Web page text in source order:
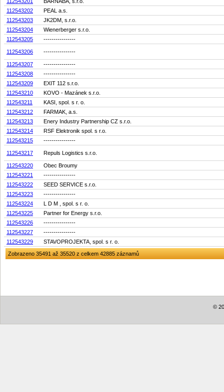
112543202
PEAL a.s.
112543203
JK2DM, s.r.o.
112543204
Wienerberger s.r.o.
112543205
----------------
112543206 ----------------
112543207
----------------
112543208
----------------
112543209
EXIT 112 s.r.o.
112543210
KOVO - Mazánek s.r.o.
112543211
KASI, spol. s r. o.
112543212
FARMAK, a.s.
112543213
Enery Industry Partnership CZ s.r.o.
112543214
RSF Elektronik spol. s r.o.
112543215
----------------
112543217 Repuls Logistics s.r.o.
112543220
Obec Broumy
112543221
----------------
112543222
SEED SERVICE s.r.o.
112543223
----------------
112543224
L D M , spol. s r. o.
112543225
Partner for Energy s.r.o.
112543226
----------------
112543227
----------------
112543229
STAVOPROJEKTA, spol. s r. o.
Zobrazeno 35491 až 35520 z celkem 42885 záznamů
©